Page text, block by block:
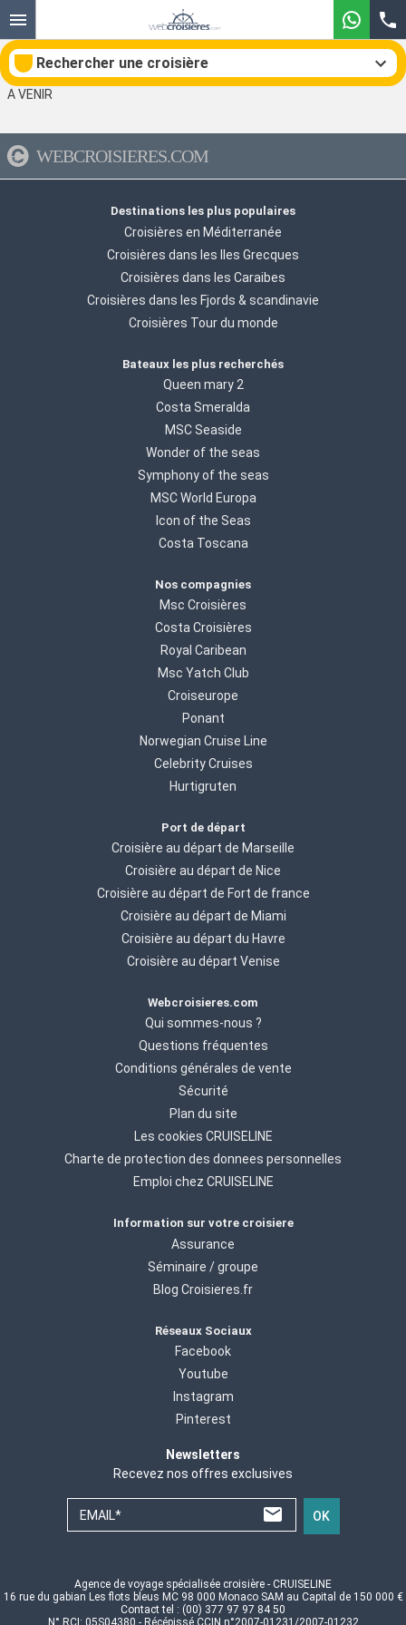
Rechercher une croisière
Nos destinations
Mois de départ
Compagnies
Rechercher
A VENIR
WEBCROISIERES.COM
Destinations les plus populaires
Croisières en Méditerranée
Croisières dans les Iles Grecques
Croisières dans les Caraibes
Croisières dans les Fjords & scandinavie
Croisières Tour du monde
Bateaux les plus recherchés
Queen mary 2
Costa Smeralda
MSC Seaside
Wonder of the seas
Symphony of the seas
MSC World Europa
Icon of the Seas
Costa Toscana
Nos compagnies
Msc Croisières
Costa Croisières
Royal Caribean
Msc Yatch Club
Croiseurope
Ponant
Norwegian Cruise Line
Celebrity Cruises
Hurtigruten
Port de départ
Croisière au départ de Marseille
Croisière au départ de Nice
Croisière au départ de Fort de france
Croisière au départ de Miami
Croisière au départ du Havre
Croisière au départ Venise
Webcroisieres.com
Qui sommes-nous ?
Questions fréquentes
Conditions générales de vente
Sécurité
Plan du site
Les cookies CRUISELINE
Charte de protection des donnees personnelles
Emploi chez CRUISELINE
Information sur votre croisiere
Assurance
Séminaire / groupe
Blog Croisieres.fr
Réseaux Sociaux
Facebook
Youtube
Instagram
Pinterest
Newsletters
Recevez nos offres exclusives
EMAIL* OK
Agence de voyage spécialisée croisière - CRUISELINE
16 rue du gabian Les flots bleus MC 98 000 Monaco SAM au Capital de 150 000 €
Contact tel : (00) 377 97 97 84 50
N° RCI: 05S04380 - Récépissé CCIN n°2007-01231/2007-01232